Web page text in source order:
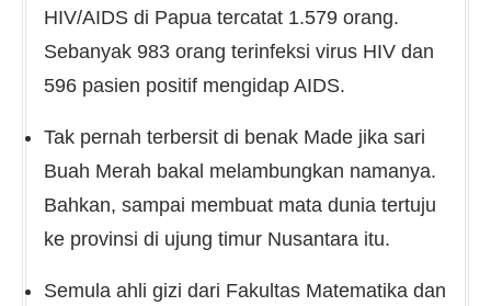
HIV/AIDS di Papua tercatat 1.579 orang.
Sebanyak 983 orang terinfeksi virus HIV dan
596 pasien positif mengidap AIDS.
Tak pernah terbersit di benak Made jika sari
Buah Merah bakal melambungkan namanya.
Bahkan, sampai membuat mata dunia tertuju
ke provinsi di ujung timur Nusantara itu.
Semula ahli gizi dari Fakultas Matematika dan